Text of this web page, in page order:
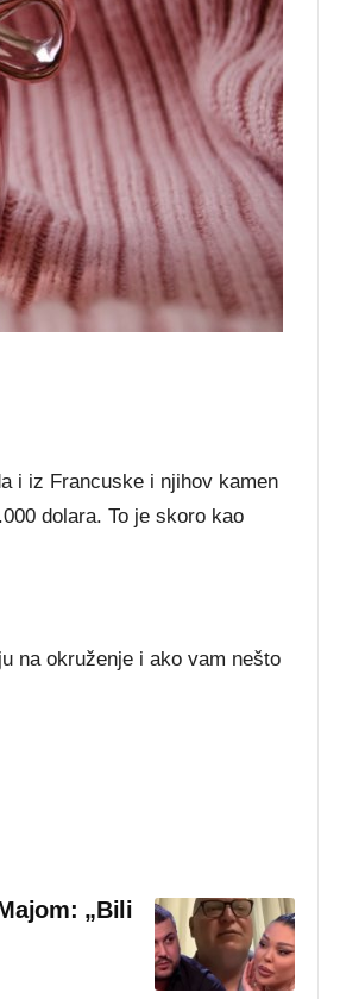
i iz Francuske i njihov kamen
dolara. To je skoro kao
na okruženje i ako vam nešto
„Bili